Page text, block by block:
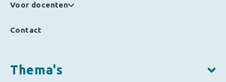
Voor docenten
Contact
Thema's